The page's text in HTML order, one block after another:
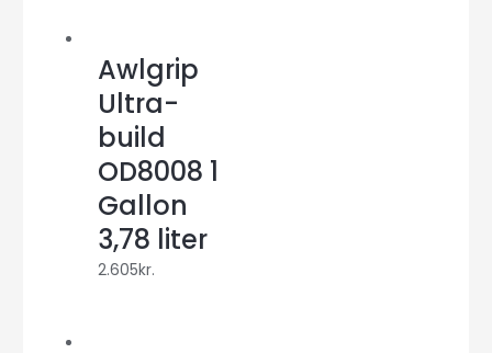
Awlgrip
Ultra-
build
OD8008 1
Gallon
3,78 liter
2.605kr.